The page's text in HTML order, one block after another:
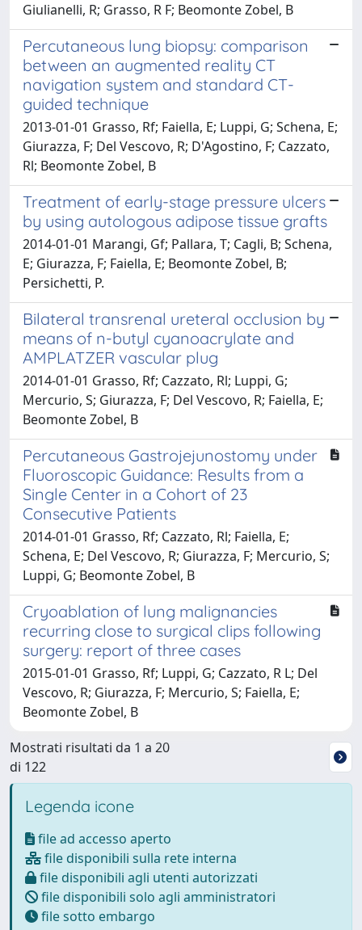
Giulianelli, R; Grasso, R F; Beomonte Zobel, B
Percutaneous lung biopsy: comparison
between an augmented reality CT
navigation system and standard CT-
guided technique
2013-01-01 Grasso, Rf; Faiella, E; Luppi, G; Schena, E;
Giurazza, F; Del Vescovo, R; D'Agostino, F; Cazzato,
Rl; Beomonte Zobel, B
Treatment of early-stage pressure ulcers
by using autologous adipose tissue grafts
2014-01-01 Marangi, Gf; Pallara, T; Cagli, B; Schena,
E; Giurazza, F; Faiella, E; Beomonte Zobel, B;
Persichetti, P.
Bilateral transrenal ureteral occlusion by
means of n-butyl cyanoacrylate and
AMPLATZER vascular plug
2014-01-01 Grasso, Rf; Cazzato, Rl; Luppi, G;
Mercurio, S; Giurazza, F; Del Vescovo, R; Faiella, E;
Beomonte Zobel, B
Percutaneous Gastrojejunostomy under
Fluoroscopic Guidance: Results from a
Single Center in a Cohort of 23
Consecutive Patients
2014-01-01 Grasso, Rf; Cazzato, Rl; Faiella, E;
Schena, E; Del Vescovo, R; Giurazza, F; Mercurio, S;
Luppi, G; Beomonte Zobel, B
Cryoablation of lung malignancies
recurring close to surgical clips following
surgery: report of three cases
2015-01-01 Grasso, Rf; Luppi, G; Cazzato, R L; Del
Vescovo, R; Giurazza, F; Mercurio, S; Faiella, E;
Beomonte Zobel, B
Mostrati risultati da 1 a 20
di 122
Legenda icone
file ad accesso aperto
file disponibili sulla rete interna
file disponibili agli utenti autorizzati
file disponibili solo agli amministratori
file sotto embargo